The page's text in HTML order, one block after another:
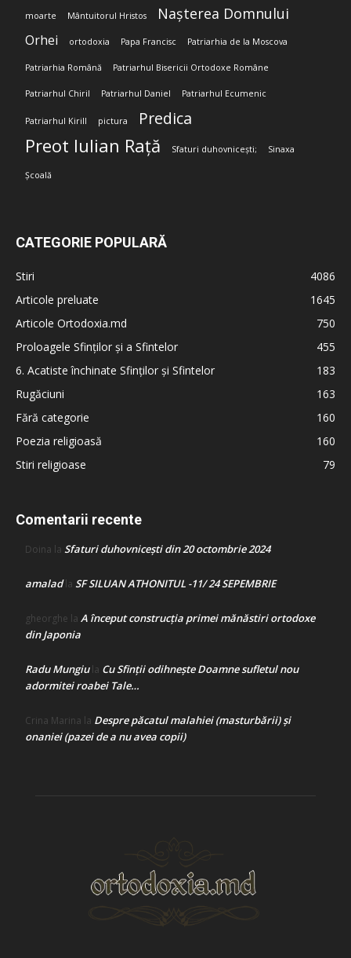
moarte Mântuitorul Hristos Nașterea Domnului
Orhei ortodoxia Papa Francisc Patriarhia de la Moscova
Patriarhia Română Patriarhul Bisericii Ortodoxe Române
Patriarhul Chiril Patriarhul Daniel Patriarhul Ecumenic
Patriarhul Kirill pictura Predica
Preot Iulian Rață Sfaturi duhovnicești; Sinaxa
Școală
CATEGORIE POPULARĂ
Stiri
4086
Articole preluate
1645
Articole Ortodoxia.md
750
Proloagele Sfinților și a Sfintelor
455
6. Acatiste închinate Sfinților și Sfintelor
183
Rugăciuni
163
Fără categorie
160
Poezia religioasă
160
Stiri religioase
79
Comentarii recente
Doina la Sfaturi duhovnicești din 20 octombrie 2024
amaladla SF SILUAN ATHONITUL -11/ 24 SEPEMBRIE
gheorghe la A început construcţia primei mănăstiri ortodoxe
din Japonia
Radu Mungiula Cu Sfinții odihnește Doamne sufletul nou
adormitei roabei Tale…
Crina Marina la Despre păcatul malahiei (masturbării) şi
onaniei (pazei de a nu avea copii)